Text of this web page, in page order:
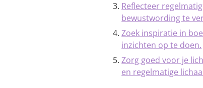
Reflecteer
bewustwording te
Zoek inspiratie in
inzichten op te doen.
Zorg goed voor je
en regelmatige